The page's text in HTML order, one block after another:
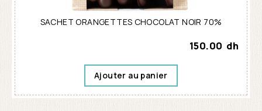
SACHET ORANGETTES CHOCOLAT NOIR 70%
150.00 dh
Ajouter au panier